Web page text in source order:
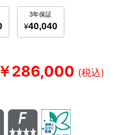
￥286,000